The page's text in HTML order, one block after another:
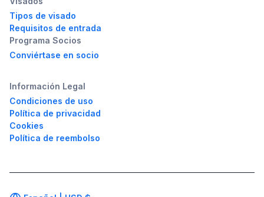
Tipos de visado
Requisitos de entrada
Programa Socios
Conviértase en socio
Información Legal
Condiciones de uso
Política de privacidad
Cookies
Política de reembolso